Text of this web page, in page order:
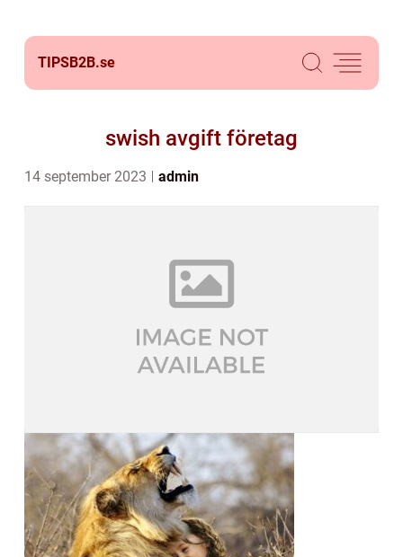
TIPSB2B.se
swish avgift företag
14 september 2023 admin